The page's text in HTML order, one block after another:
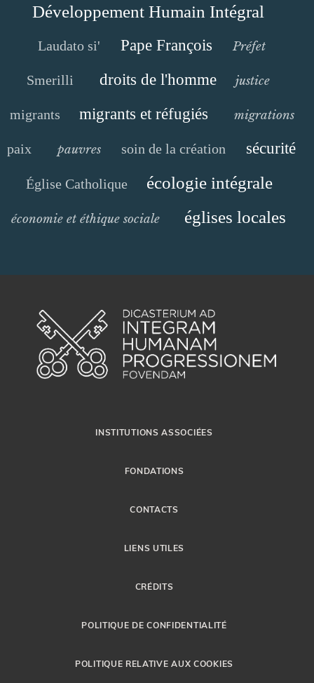
Développement Humain Intégral
Laudato si' Pape François Préfet
Smerilli droits de l'homme justice
migrants migrants et réfugiés migrations
paix pauvres soin de la création sécurité
Église Catholique écologie intégrale
économie et éthique sociale églises locales
INSTITUTIONS ASSOCIÉES
FONDATIONS
CONTACTS
LIENS UTILES
CRÉDITS
POLITIQUE DE CONFIDENTIALITÉ
POLITIQUE RELATIVE AUX COOKIES